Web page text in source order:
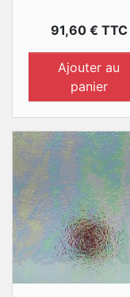
Prix
91,60 € TTC
Ajouter au
panier